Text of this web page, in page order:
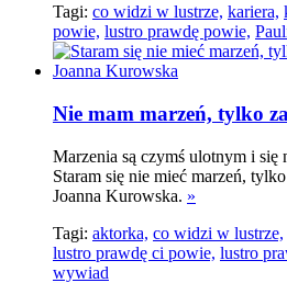
Tagi: co widzi w lustrze, kariera,
powie, lustro prawdę powie,
Nie mam marzeń, tylko
Marzenia są czymś ulotnym i się
Staram się nie mieć marzeń,
Joanna Kurowska. »
Tagi: aktorka, co widzi w lustrze,
lustro prawdę ci powie, lustro
wywiad